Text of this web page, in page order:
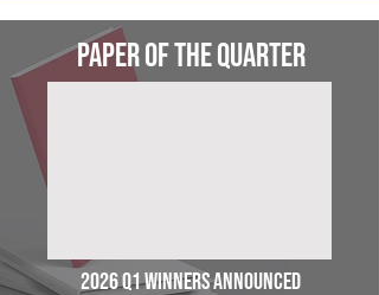
Paper of the quarter
2026 Q1 Winners AnnounceD